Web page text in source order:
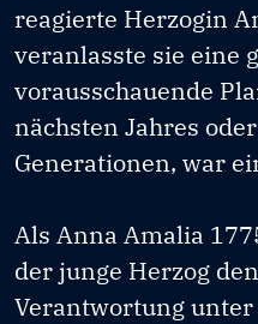
reagierte Herzogin
veranlasste sie eine
vorausschauende
nächsten Jahres
Generationen, war
Als Anna Amalia
der junge Herzog
Verantwortung